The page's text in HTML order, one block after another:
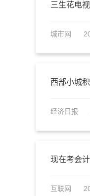
三生花电
城市网
西部小城
经济日报
现在考会
互联网